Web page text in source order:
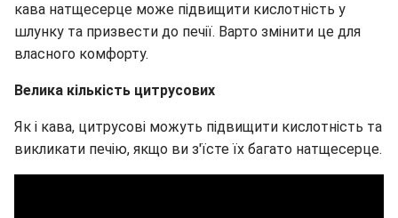
кава натщесерце може підвищити кислотність у
шлунку та призвести до печії. Варто змінити це для
власного комфорту.
Велика кількість цитрусових
Як і кава, цитрусові можуть підвищити кислотність та
викликати печію, якщо ви з'їсте їх багато натщесерце.